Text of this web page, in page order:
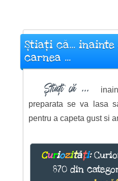
Știați că...
carnea ...
Știați că ...
preparata se va lasa
pentru a capeta gust si
Curiozități:
870 din